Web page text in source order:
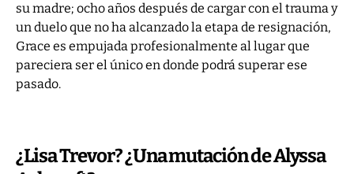
su madre; ocho años después de cargar con el trauma y
un duelo que no ha alcanzado la etapa de resignación,
Grace es empujada profesionalmente al lugar que
pareciera ser el único en donde podrá superar ese
pasado.
¿Lisa Trevor? ¿Una mutación de Alyssa